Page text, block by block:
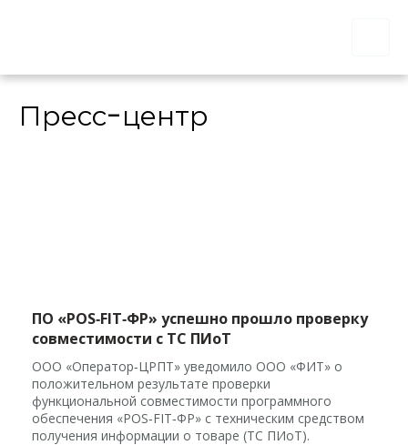
Пресс-центр
ПО «POS‑FIT‑ФР» успешно прошло проверку
совместимости с ТС ПИоТ
ООО «Оператор‑ЦРПТ» уведомило ООО «ФИТ» о
положительном результате проверки
функциональной совместимости программного
обеспечения «POS‑FIT‑ФР» с техническим средством
получения информации о товаре (ТС ПИоТ).